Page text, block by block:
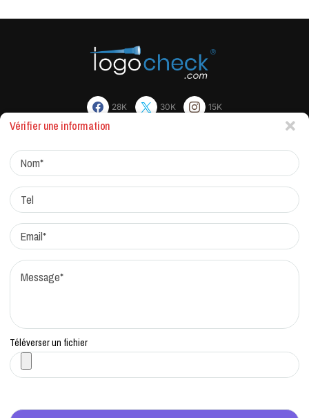
28K 30K 15K
Protocole de correction
Vérifier une information
Téléverser un fichier